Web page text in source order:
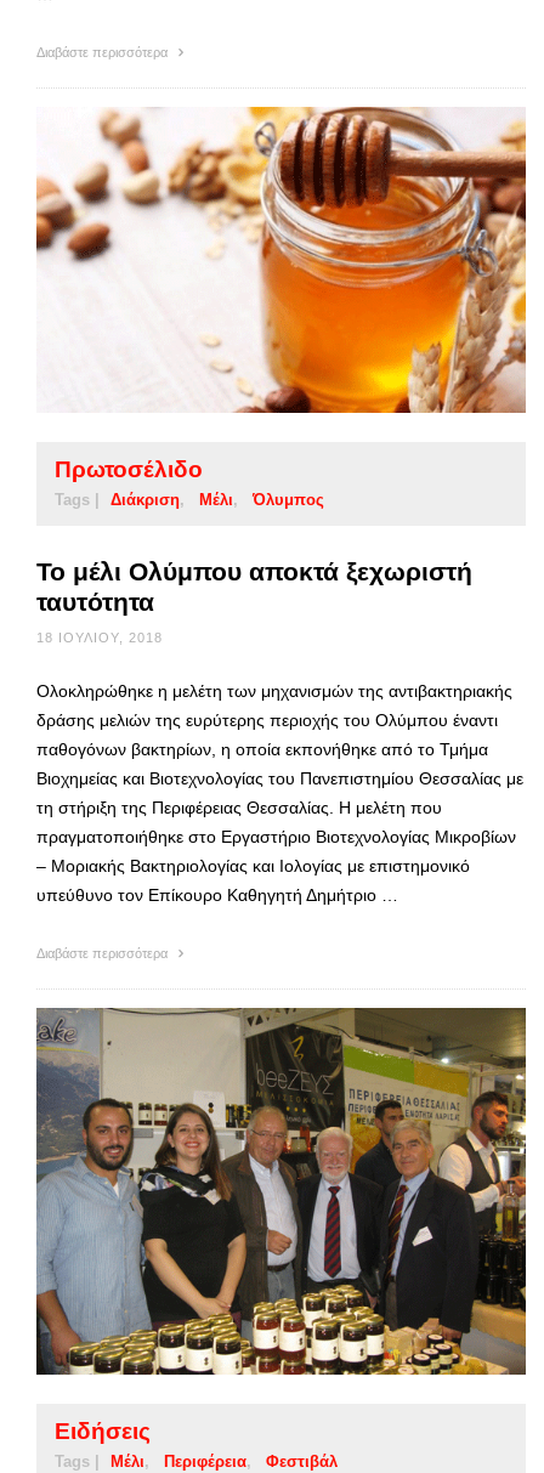
Διαβάστε περισσότερα
Πρωτοσέλιδο
Tags | Διάκριση Μέλι Όλυμπος
Το μέλι Ολύμπου αποκτά ξεχωριστή
ταυτότητα
18 ΙΟΥΛΊΟΥ, 2018
Ολοκληρώθηκε η μελέτη των μηχανισμών της αντιβακτηριακής
δράσης μελιών της ευρύτερης περιοχής του Ολύμπου έναντι
παθογόνων βακτηρίων, η οποία εκπονήθηκε από το Τμήμα
Βιοχημείας και Βιοτεχνολογίας του Πανεπιστημίου Θεσσαλίας με
τη στήριξη της Περιφέρειας Θεσσαλίας. Η μελέτη που
πραγματοποιήθηκε στο Εργαστήριο Βιοτεχνολογίας Μικροβίων
– Μοριακής Βακτηριολογίας και Ιολογίας με επιστημονικό
υπεύθυνο τον Επίκουρο Καθηγητή Δημήτριο …
Διαβάστε περισσότερα
Ειδήσεις
Tags | Μέλι Περιφέρεια Φεστιβάλ